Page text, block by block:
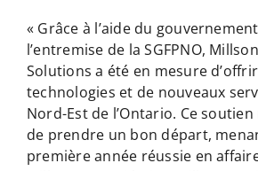
« Grâce à l’aide du
l’entremise de la SGFPNO,
Solutions a été en mesure
technologies et de nouveaux
Nord-Est de l’Ontario. Ce
de prendre un bon départ,
première année réussie en